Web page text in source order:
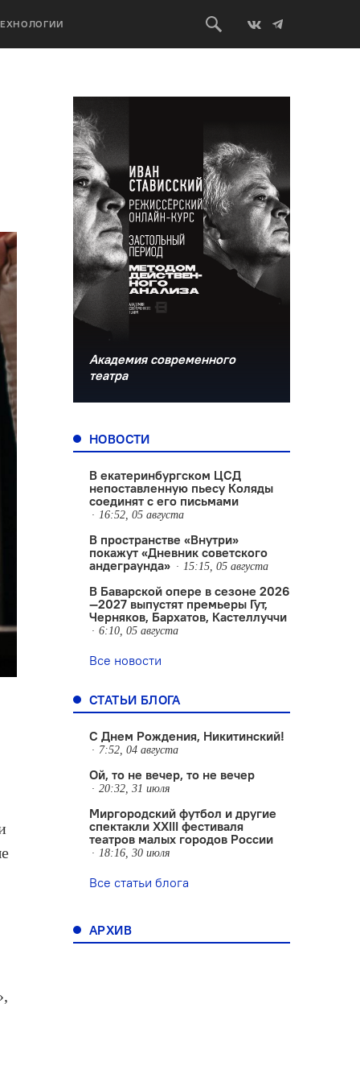
Академия современного
театра
НОВОСТИ
В екатеринбургском ЦСД
непоставленную пьесу Коляды
соединят с его письмами
16:52, 05 августа
В пространстве «Внутри»
покажут «Дневник советского
андеграунда»
15:15, 05 августа
В Баварской опере в сезоне 2026
—2027 выпустят премьеры Гут,
Черняков, Бархатов, Кастеллуччи
6:10, 05 августа
Все новости
СТАТЬИ БЛОГА
С Днем Рождения, Никитинский!
7:52, 04 августа
Ой, то не вечер, то не вечер
20:32, 31 июля
Миргородский футбол и другие
спектакли XXIII фестиваля
театров малых городов России
18:16, 30 июля
Все статьи блога
АРХИВ